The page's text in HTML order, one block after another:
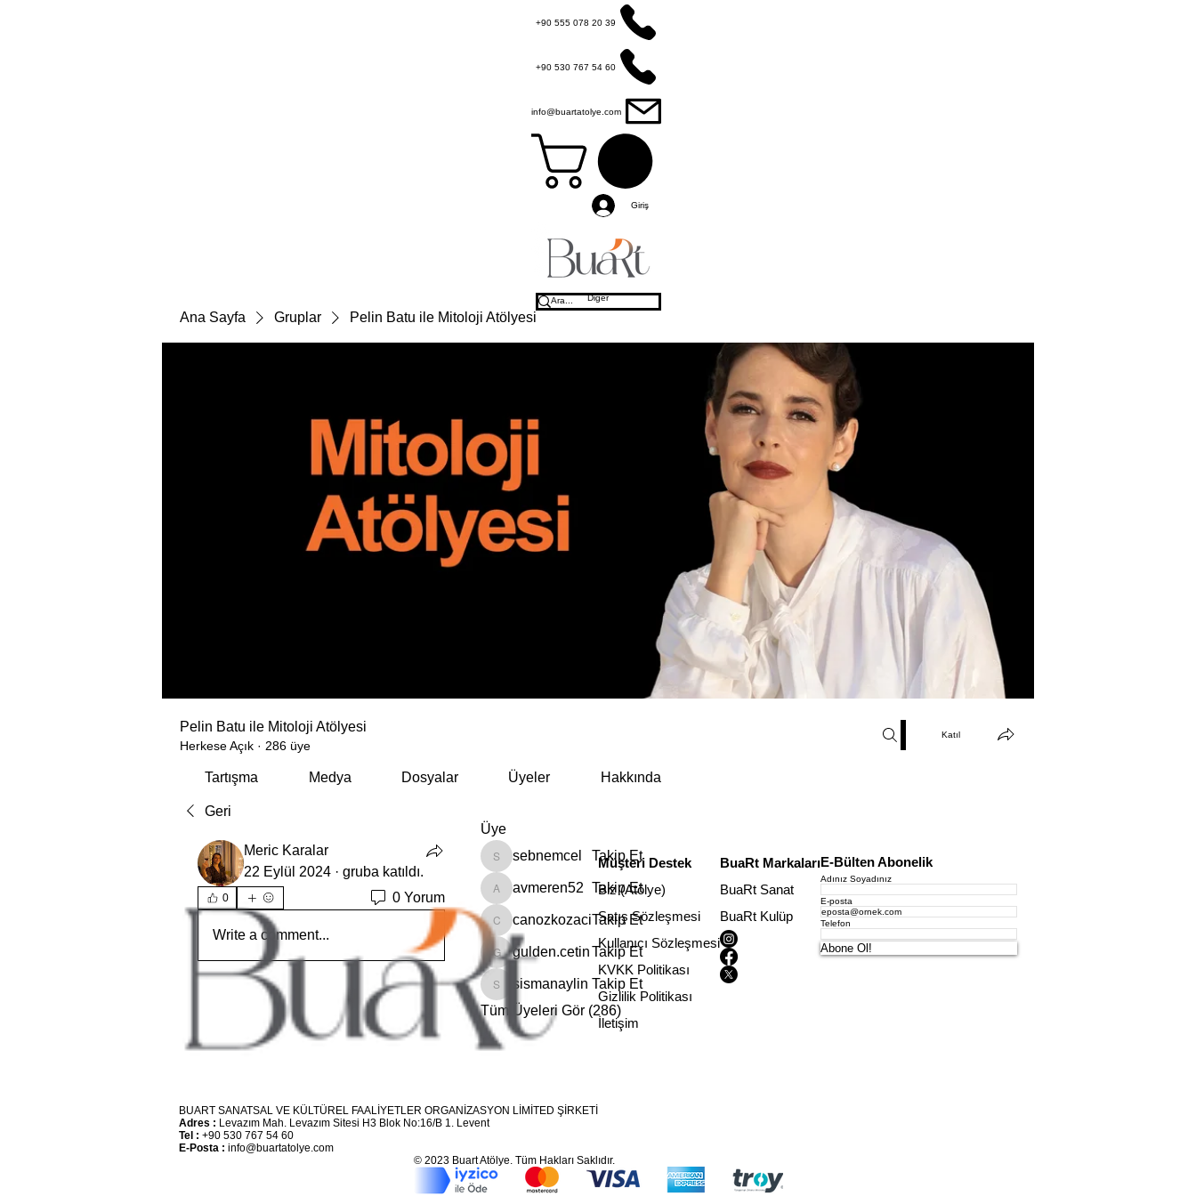
+90 555 078 20 39
+90 530 767 54 60
info@buartatolye.com
Giriş
Diğer
Ana Sayfa Gruplar Pelin Batu ile Mitoloji Atölyesi
Pelin Batu ile Mitoloji Atölyesi
Herkese Açık · 286 üye
Katıl
Tartışma Medya Dosyalar Üyeler Hakkında
Geri
Meric Karalar
22 Eylül 2024 · gruba katıldı.
0 0 Yorum
Write a comment...
Üye
sebnemcel
sebnemcel Takip Et
avmeren52
avmeren52 Takip Et
canozkozaci
canozkozaciTakip Et
gulden.cetin
gulden.cetinTakip Et
sismanaylin Takip Et
Tüm Üyeleri Gör (286)
BUART SANATSAL VE KÜLTÜREL FAALİYETLER ORGANİZASYON LİMİTED ŞİRKETİ
Adres : Levazım Mah. Levazım Sitesi H3 Blok No:16/B 1. Levent
Tel : +90 530 767 54 60
E-Posta : info@buartatolye.com
Müşteri Destek
Biz (Atölye)
Satış Sözleşmesi
Kullanıcı Sözleşmesi
KVKK Politikası
Gizlilik Politikası
İletişim
BuaRt Markaları
BuaRt Sanat
BuaRt Kulüp
E-Bülten Abonelik
Adınız Soyadınız
E-posta
Telefon
Abone Ol!
© 2023 Buart Atölye. Tüm Hakları Saklıdır.